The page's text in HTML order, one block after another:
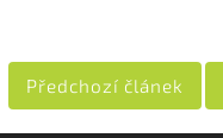
Předchozí článek